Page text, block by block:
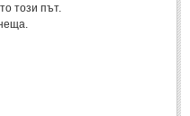
този път.